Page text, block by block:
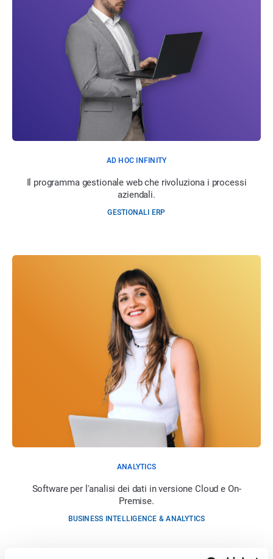
AD HOC INFINITY
Il programma gestionale web che rivoluziona i processi
aziendali.
GESTIONALI ERP
ANALYTICS
Software per l'analisi dei dati in versione Cloud e On-
Premise.
BUSINESS INTELLIGENCE & ANALYTICS